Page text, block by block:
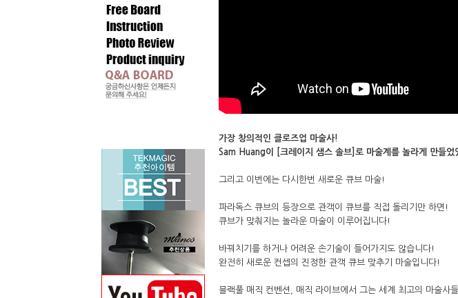
가장 창의적인 클로즈업 마술사!
Sam Huang이 [크레이지 샘스 솔브]로 마술계를 놀라게 만들었
그리고 이번에는 다시한번 새로운 큐브 마술!
파라독스 큐브의 등장으로 관객이 큐브를 직접 돌리기만 하면!
큐브가 맞춰지는 놀라운 마술이 이루어집니다!
바꿔치기를 하거나 어려운 손기술이 들어가지도 않습니다!
완전히 새로운 컨셉의 진정한 관객 큐브 맞추기 마술입니다!
블랙풀 매직 컨벤션, 매직 라이브에서 그는 세계 최고의 마술사